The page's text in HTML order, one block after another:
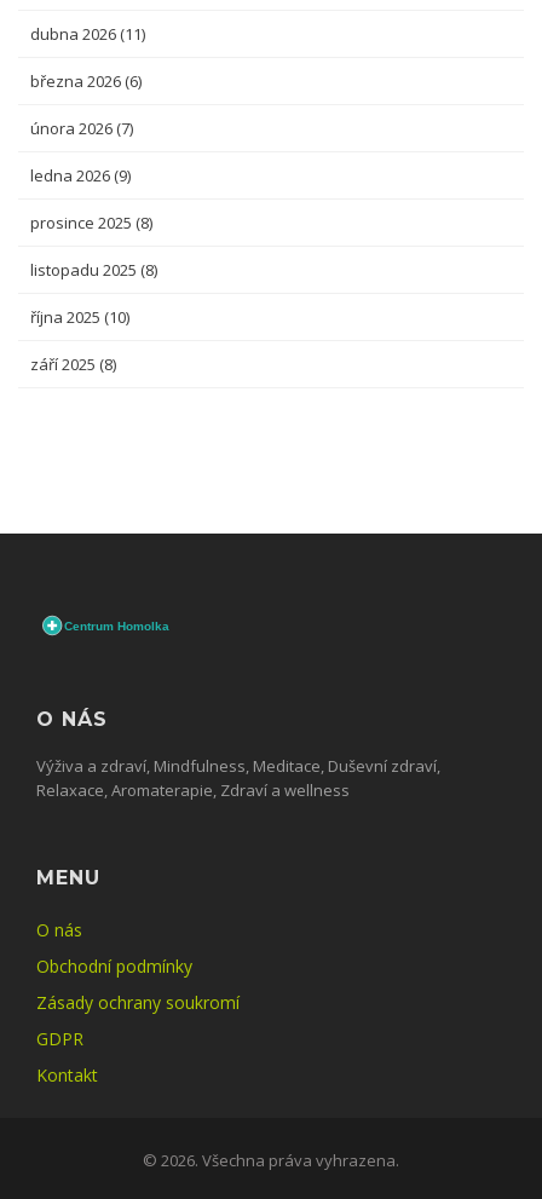
dubna 2026 (11)
března 2026 (6)
února 2026 (7)
ledna 2026 (9)
prosince 2025 (8)
listopadu 2025 (8)
října 2025 (10)
září 2025 (8)
O NÁS
Výživa a zdraví, Mindfulness, Meditace, Duševní zdraví,
Relaxace, Aromaterapie, Zdraví a wellness
MENU
O nás
Obchodní podmínky
Zásady ochrany soukromí
GDPR
Kontakt
© 2026. Všechna práva vyhrazena.